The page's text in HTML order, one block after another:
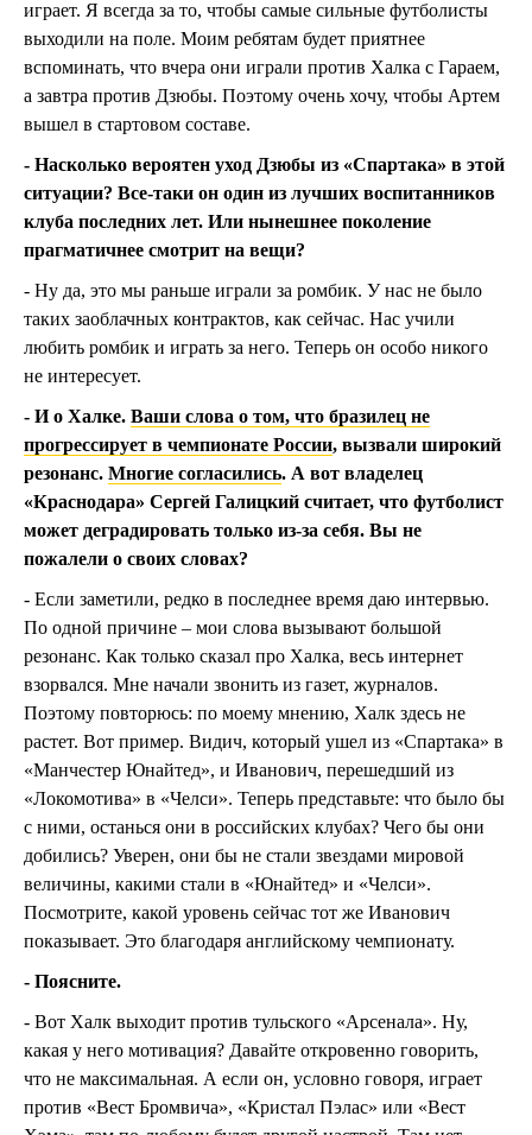
играет. Я всегда за то, чтобы самые сильные футболисты
выходили на поле. Моим ребятам будет приятнее
вспоминать, что вчера они играли против Халка с Гараем,
а завтра против Дзюбы. Поэтому очень хочу, чтобы Артем
вышел в стартовом составе.
- Насколько вероятен уход Дзюбы из «Спартака» в этой
ситуации? Все-таки он один из лучших воспитанников
клуба последних лет. Или нынешнее поколение
прагматичнее смотрит на вещи?
- Ну да, это мы раньше играли за ромбик. У нас не было
таких заоблачных контрактов, как сейчас. Нас учили
любить ромбик и играть за него. Теперь он особо никого
не интересует.
- И о Халке. Ваши слова о том, что бразилец не
прогрессирует в чемпионате России, вызвали широкий
резонанс. Многие согласились. А вот владелец
«Краснодара» Сергей Галицкий считает, что футболист
может деградировать только из-за себя. Вы не
пожалели о своих словах?
- Если заметили, редко в последнее время даю интервью.
По одной причине – мои слова вызывают большой
резонанс. Как только сказал про Халка, весь интернет
взорвался. Мне начали звонить из газет, журналов.
Поэтому повторюсь: по моему мнению, Халк здесь не
растет. Вот пример. Видич, который ушел из «Спартака» в
«Манчестер Юнайтед», и Иванович, перешедший из
«Локомотива» в «Челси». Теперь представьте: что было бы
с ними, останься они в российских клубах? Чего бы они
добились? Уверен, они бы не стали звездами мировой
величины, какими стали в «Юнайтед» и «Челси».
Посмотрите, какой уровень сейчас тот же Иванович
показывает. Это благодаря английскому чемпионату.
- Поясните.
- Вот Халк выходит против тульского «Арсенала». Ну,
какая у него мотивация? Давайте откровенно говорить,
что не максимальная. А если он, условно говоря, играет
против «Вест Бромвича», «Кристал Пэлас» или «Вест